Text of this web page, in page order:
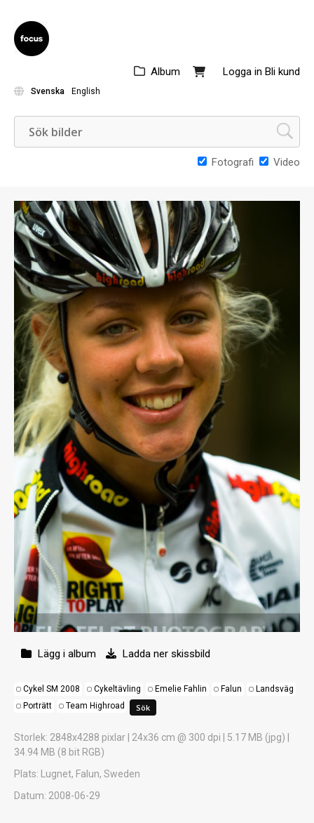
Logga in Bli kund
Album
Svenska English
Fotografi Video
Lägg i album Ladda ner skissbild
Cykel SM 2008 Cykeltävling Emelie Fahlin Falun
Landsväg
Porträtt
Team Highroad
Storlek: 2848x4288 pixlar | 24x36 cm @ 300 dpi | 5.17 MB (jpg) |
34.94 MB (8 bit RGB)
Plats: Lugnet, Falun, Sweden
Datum: 2008-06-29